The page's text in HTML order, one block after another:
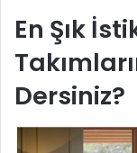
En Şık
Dersiniz?